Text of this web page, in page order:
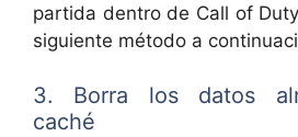
partida dentro de Call of
siguiente método a
3. Borra los datos
caché